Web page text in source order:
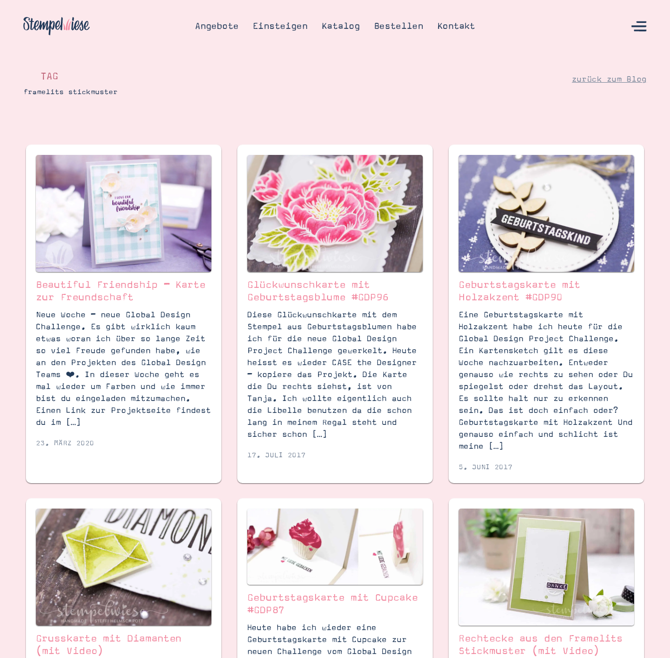
Angebote Einsteigen Katalog Bestellen Kontakt
Katalog
Bestellen
Kontakt
Blog
Gutscheine
Produkte erklärt
Über mich
Über Stampin’ Up!
Suche Impressum Datenschutz
SUCHE
TAG
framelits stickmuster
zurück zum Blog
Beautiful Friendship – Karte
zur Freundschaft
Neue Woche – neue Global Design
Challenge. Es gibt wirklich kaum
etwas woran ich über so lange Zeit
so viel Freude gefunden habe, wie
an den Projekten des Global Design
Teams ❤️. In dieser Woche geht es
mal wieder um Farben und wie immer
bist du eingeladen mitzumachen.
Einen Link zur Projektseite findest
du im […]
23. MÄRZ 2020
Glückwunschkarte mit
Geburtstagsblume #GDP96
Diese Glückwunschkarte mit dem
Stempel aus Geburtstagsblumen habe
ich für die neue Global Design
Project Challenge gewerkelt. Heute
heisst es wieder CASE the Designer
– kopiere das Projekt. Die Karte
die Du rechts siehst, ist von
Tanja. Ich wollte eigentlich auch
die Libelle benutzen da die schon
lang in meinem Regal steht und
sicher schon […]
17. JULI 2017
Geburtstagskarte mit
Holzakzent #GDP90
Eine Geburtstagskarte mit
Holzakzent habe ich heute für die
Global Design Project Challenge.
Ein Kartensketch gilt es diese
Woche nachzuarbeiten. Entweder
genauso wie rechts zu sehen oder Du
spiegelst oder drehst das Layout.
Es sollte halt nur zu erkennen
sein. Das ist doch einfach oder?
Geburtstagskarte mit Holzakzent Und
genauso einfach und schlicht ist
meine […]
5. JUNI 2017
Grusskarte mit Diamanten
(mit Video)
Geburtstagskarte mit Cupcake
#GDP87
Heute habe ich wieder eine
Geburtstagskarte mit Cupcake zur
neuen Challenge vom Global Design
Rechtecke aus den Framelits
Stickmuster (mit Video)